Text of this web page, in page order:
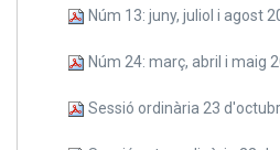
Núm 13: juny, juliol i agost
Núm 24: març, abril i maig
Sessió ordinària 23